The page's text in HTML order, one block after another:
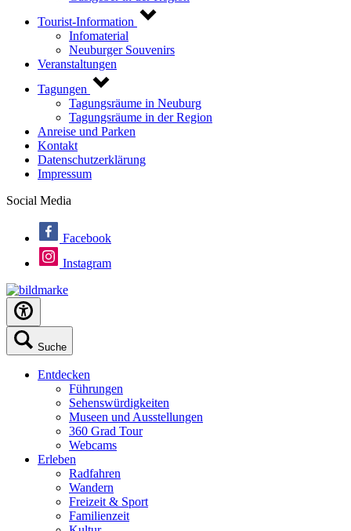
Tourist-Information
Infomaterial
Neuburger Souvenirs
Veranstaltungen
Tagungen
Tagungsräume in Neuburg
Tagungsräume in der Region
Anreise und Parken
Kontakt
Datenschutzerklärung
Impressum
Social Media
Facebook
Instagram
Suche
Entdecken
Führungen
Sehenswürdigkeiten
Museen und Ausstellungen
360 Grad Tour
Webcams
Erleben
Radfahren
Wandern
Freizeit & Sport
Familienzeit